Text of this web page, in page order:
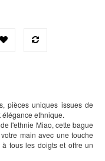
pièces uniques issues de
élégance ethnique.
l'ethnie Miao, cette bague
main avec une touche
tous les doigts et offre un